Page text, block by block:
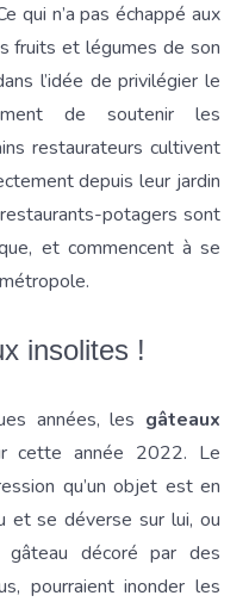
qui n’a pas échappé aux
fruits et légumes de son
l’idée de privilégier le
de soutenir les
restaurateurs cultivent
depuis leur jardin
potagers sont
et commencent à se
insolites !
années, les gâteaux
cette année 2022. Le
qu’un objet est en
et se déverse sur lui, ou
décoré par des
pourraient inonder les